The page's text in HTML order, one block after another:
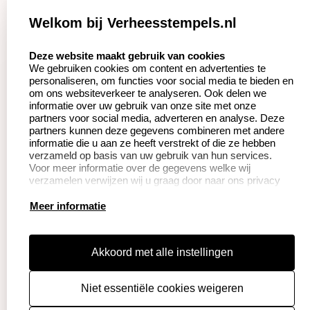
Zakelijk:
Betaling &
Verzending
Wederverkoper
worden
Klantenservice:
Veel gestelde vragen
Herroepingsrecht
Retourneren
Productinformatie:
Instructie voor
Aanleverspecificaties
Safety Sheets
Welkom bij Verheesstempels.nl
Deze website maakt gebruik van cookies
We gebruiken cookies om content en advertenties te
personaliseren, om functies voor social media te bieden en
om ons websiteverkeer te analyseren. Ook delen we
informatie over uw gebruik van onze site met onze
partners voor social media, adverteren en analyse. Deze
partners kunnen deze gegevens combineren met andere
informatie die u aan ze heeft verstrekt of die ze hebben
verzameld op basis van uw gebruik van hun services.
Voor meer informatie over de gegevens welke wij
verzamelen verwijzen wij u graag door naar ons privacy
Meer informatie
Akkoord met alle instellingen
Niet essentiële cookies weigeren